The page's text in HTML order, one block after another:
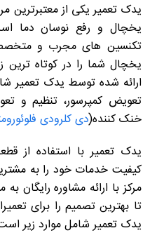
یدک تعمیر یکی از معتبرترین
یخچال و رفع نوسان دما
تکنسین های مجرب و
یخچال شما را در کوتاه
ارائه شده توسط یدک تعمیر
تعویض کمپرسور، تنظیم و
خنک کننده(دی کلرودی
یدک تعمیر با استفاده از
کیفیت خدمات خود را به
مرکز با ارائه مشاوره رایگان
تا بهترین تصمیم را برای
یدک تعمیر شامل موارد زیر